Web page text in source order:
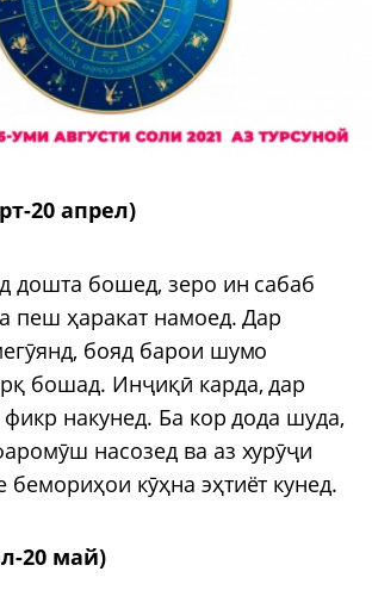
20 апрел)
дошта бошед, зеро ин сабаб
пеш ҳаракат намоед. Дар
бояд барои шумо
бошад. Инҷиқӣ карда, дар
накунед. Ба кор дода шуда,
насозед ва аз хурӯҷи
бемориҳои кӯҳна эҳтиёт кунед.
20 май)